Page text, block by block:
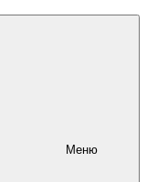
Меню